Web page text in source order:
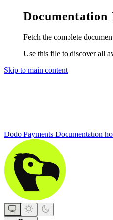
Documentation
Fetch the complete
Use this file to discover all
Skip to main content
Dodo Payments Documentation